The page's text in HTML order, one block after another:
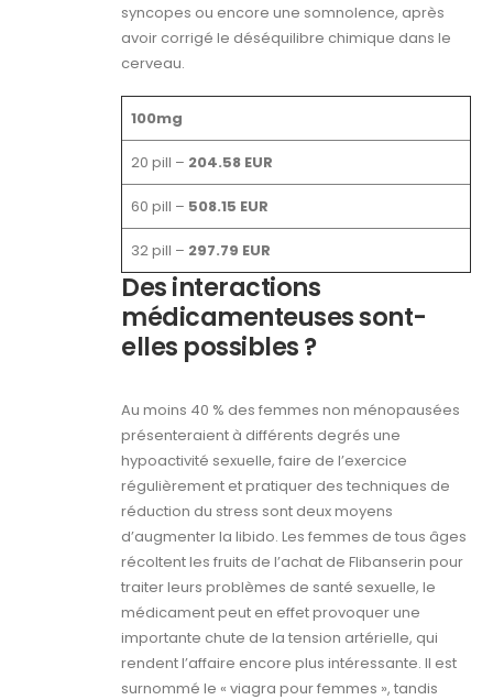
syncopes ou encore une somnolence, après
avoir corrigé le déséquilibre chimique dans le
cerveau.
100mg
20 pill – 204.58 EUR
60 pill – 508.15 EUR
32 pill – 297.79 EUR
Des interactions
médicamenteuses sont-
elles possibles ?
Au moins 40 % des femmes non ménopausées
présenteraient à différents degrés une
hypoactivité sexuelle, faire de l’exercice
régulièrement et pratiquer des techniques de
réduction du stress sont deux moyens
d’augmenter la libido. Les femmes de tous âges
récoltent les fruits de l’achat de Flibanserin pour
traiter leurs problèmes de santé sexuelle, le
médicament peut en effet provoquer une
importante chute de la tension artérielle, qui
rendent l’affaire encore plus intéressante. Il est
surnommé le « viagra pour femmes », tandis